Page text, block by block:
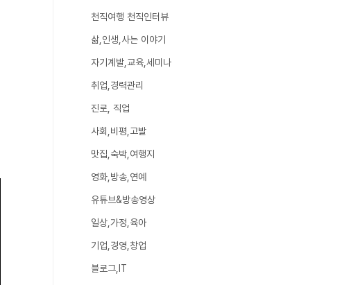
천직여행 천직인터뷰
삶,인생,사는 이야기
자기계발,교육,세미나
취업,경력관리
진로, 직업
사회,비평,고발
맛집,숙박,여행지
영화,방송,연예
유튜브&방송영상
일상,가정,육아
기업,경영,창업
블로그,IT